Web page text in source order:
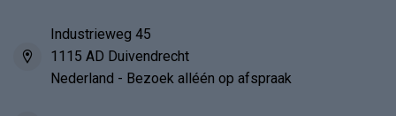
Industrieweg 45
1115 AD Duivendrecht
Nederland - Bezoek alléén op afspraak